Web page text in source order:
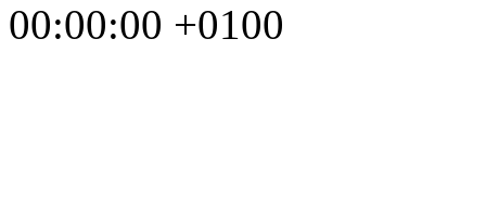
00:00:00 +0100